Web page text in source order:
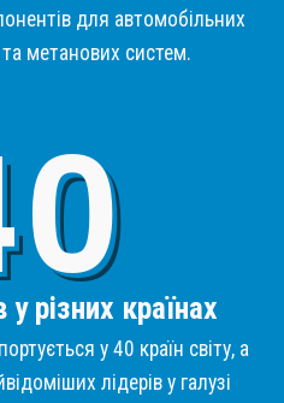
для автомобільних
метанових систем.
різних країнах
у 40 країн світу, а
лідерів у галузі